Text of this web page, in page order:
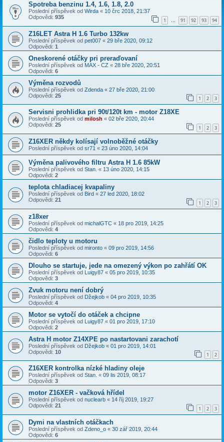
Spotreba benzinu 1.4, 1.6, 1.8, 2.0
Poslední příspěvek od Wirda « 10 črc 2018, 21:37
Odpovědi: 935 1 … 91 92 93 94
Z16LET Astra H 1.6 Turbo 132kw
Poslední příspěvek od pet007 « 29 bře 2020, 09:12
Odpovědi: 1
Oneskorené otáčky pri preraďovaní
Poslední příspěvek od MAX - CZ « 28 bře 2020, 20:51
Odpovědi: 6
Výměna rozvodů
Poslední příspěvek od Zdenda « 27 bře 2020, 21:00
Odpovědi: 25 1 2 3
Servisni prohlidka pri 90t/120t km - motor Z18XE
Poslední příspěvek od milosh « 02 bře 2020, 20:44
Odpovědi: 25 1 2 3
Z16XER někdy kolísají volnoběžné otáčky
Poslední příspěvek od sr71 « 23 úno 2020, 14:04
Výměna palivového filtru Astra H 1.6 85kW
Poslední příspěvek od Stan. « 13 úno 2020, 14:15
Odpovědi: 2
teplota chladiacej kvapaliny
Poslední příspěvek od Bird « 27 led 2020, 18:02
Odpovědi: 21 1 2 3
z18xer
Poslední příspěvek od michalGTC « 18 pro 2019, 14:25
Odpovědi: 4
čidlo teploty u motoru
Poslední příspěvek od mironto « 09 pro 2019, 14:56
Odpovědi: 6
Dlouho se startuje, jede na omezený výkon po zahřátí OK
Poslední příspěvek od Luigy87 « 05 pro 2019, 10:35
Odpovědi: 3
Zvuk motoru není dobrý
Poslední příspěvek od Džejkob « 04 pro 2019, 10:35
Odpovědi: 4
Motor se vytočí do otáček a chcipne
Poslední příspěvek od Luigy87 « 01 pro 2019, 17:10
Odpovědi: 2
Astra H motor Z14XPE po nastartovani zarachotí
Poslední příspěvek od Džejkob « 01 pro 2019, 14:01
Odpovědi: 10 1 2
Z16XER kontrolka nízké hladiny oleje
Poslední příspěvek od Stan. « 09 lis 2019, 08:17
Odpovědi: 3
motor Z16XER - vačková hřídel
Poslední příspěvek od nuclearb « 14 říj 2019, 19:27
Odpovědi: 21 1 2 3
Dymi na vlastních otáčkach
Poslední příspěvek od Zdeno_o « 30 zář 2019, 20:44
Odpovědi: 6